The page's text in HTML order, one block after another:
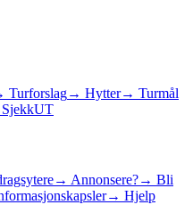
Turforslag→ Hytter→ Turmål
→ Annonsere?→ Bli
→ Hjelp